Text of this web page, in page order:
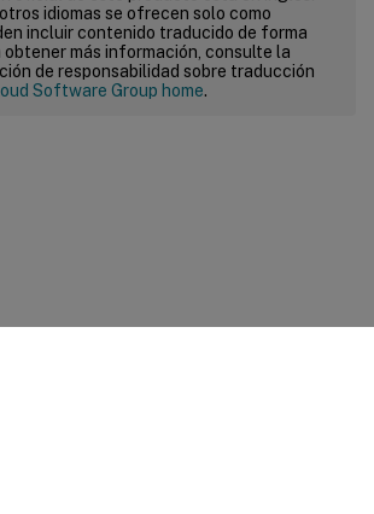
idiomas se ofrecen solo como
incluir contenido traducido de forma
más información, consulte la
de responsabilidad sobre traducción
Software Group home.